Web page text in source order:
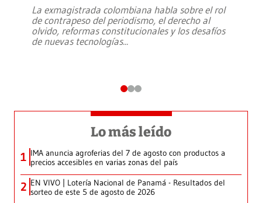
La exmagistrada colombiana habla sobre el rol
de contrapeso del periodismo, el derecho al
olvido, reformas constitucionales y los desafíos
de nuevas tecnologías...
Lo más leído
1 IMA anuncia agroferias del 7 de agosto con productos a
precios accesibles en varias zonas del país
2 EN VIVO | Lotería Nacional de Panamá - Resultados del
sorteo de este 5 de agosto de 2026